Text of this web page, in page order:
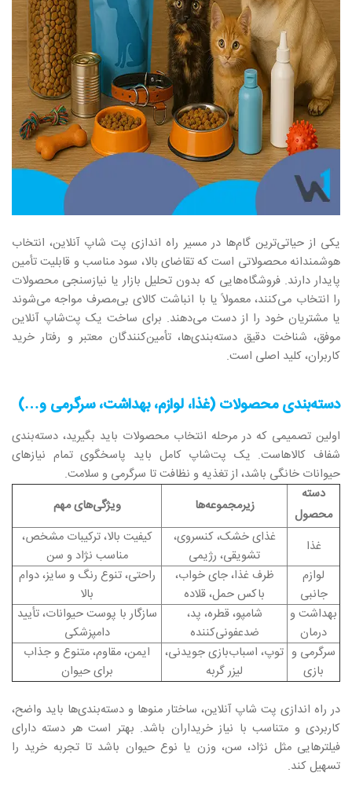
یکی از حیاتی‌ترین گام‌ها در مسیر راه‌ اندازی پت شاپ آنلاین، انتخاب
هوشمندانه محصولاتی است که تقاضای بالا، سود مناسب و قابلیت تأمین
پایدار دارند. فروشگاه‌هایی که بدون تحلیل بازار یا نیازسنجی محصولات
را انتخاب می‌کنند، معمولاً یا با انباشت کالای بی‌مصرف مواجه می‌شوند
یا مشتریان خود را از دست می‌دهند. برای ساخت یک پت‌شاپ آنلاین
موفق، شناخت دقیق دسته‌بندی‌ها، تأمین‌کنندگان معتبر و رفتار خرید
کاربران، کلید اصلی است.
دسته‌بندی محصولات (غذا، لوازم، بهداشت، سرگرمی و…)
اولین تصمیمی که در مرحله انتخاب محصولات باید بگیرید، دسته‌بندی
شفاف کالاهاست. یک پت‌شاپ کامل باید پاسخگوی تمام نیازهای
حیوانات خانگی باشد، از تغذیه و نظافت تا سرگرمی و سلامت.
دسته
محصول
زیرمجموعه‌ها ویژگی‌های مهم
غذا
غذای خشک، کنسروی،
تشویقی، رژیمی
کیفیت بالا، ترکیبات مشخص،
مناسب نژاد و سن
لوازم
جانبی
ظرف غذا، جای خواب،
باکس حمل، قلاده
راحتی، تنوع رنگ و سایز، دوام
بالا
بهداشت و
درمان
شامپو، قطره، پد،
ضدعفونی‌کننده
سازگار با پوست حیوانات، تأیید
دامپزشکی
سرگرمی و
بازی
توپ، اسباب‌بازی جویدنی،
لیزر گربه
ایمن، مقاوم، متنوع و جذاب
برای حیوان
در راه‌ اندازی پت شاپ آنلاین، ساختار منوها و دسته‌بندی‌ها باید واضح،
کاربردی و متناسب با نیاز خریداران باشد. بهتر است هر دسته‌ دارای
فیلترهایی مثل نژاد، سن، وزن یا نوع حیوان باشد تا تجربه خرید را
تسهیل کند.